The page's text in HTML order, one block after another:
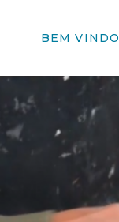
BEM VINDO